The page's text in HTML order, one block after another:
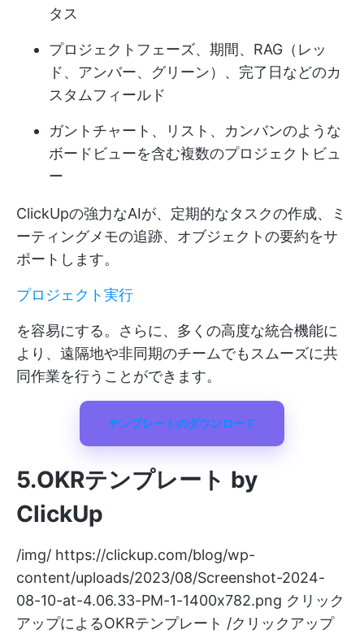
タス
プロジェクトフェーズ、期間、RAG（レッ
ド、アンバー、グリーン）、完了日などのカ
スタムフィールド
ガントチャート、リスト、カンバンのような
ボードビューを含む複数のプロジェクトビュ
ー
ClickUpの強力なAIが、定期的なタスクの作成、ミ
ーティングメモの追跡、オブジェクトの要約をサ
ポートします。
プロジェクト実行
を容易にする。さらに、多くの高度な統合機能に
より、遠隔地や非同期のチームでもスムーズに共
同作業を行うことができます。
テンプレートのダウンロード
5.OKRテンプレート by
ClickUp
/img/ https://clickup.com/blog/wp-
content/uploads/2023/08/Screenshot-2024-
08-10-at-4.06.33-PM-1-1400x782.png クリック
アップによるOKRテンプレート /クリックアップ